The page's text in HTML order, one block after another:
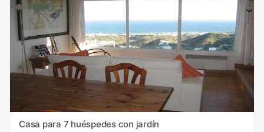
Casa para 7 huéspedes con jardín